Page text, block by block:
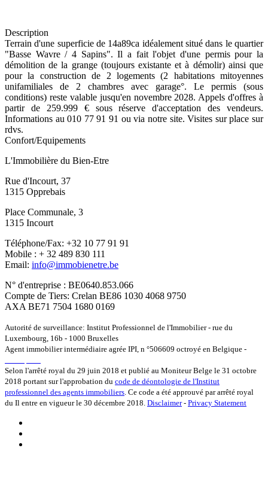
Description
Terrain d'une superficie de 14a89ca idéalement situé dans le quartier
"Basse Wavre / 4 Sapins". Il a fait l'objet d'une permis pour la
démolition de la grange (toujours existante et à démolir) ainsi que
pour la construction de 2 logements (2 habitations mitoyennes
unifamiliales de 2 chambres avec garage°. Le permis (sous
conditions) reste valable jusqu'en novembre 2028. Appels d'offres à
partir de 259.999 € sous réserve d'acceptation des vendeurs.
Informations au 010 77 91 91 ou via notre site. Visites sur place sur
rdvs.
Confort/Equipements
L'Immobilière du Bien-Etre
Rue d'Incourt, 37
1315 Opprebais
Place Communale, 3
1315 Incourt
Téléphone/Fax: +32 10 77 91 91
Mobile : + 32 489 830 111
Email: info@immobienetre.be
N° d'entreprise : BE0640.853.066
Compte de Tiers: Crelan BE86 1030 4068 9750
AXA BE71 7504 1680 0169
Autorité de surveillance: Institut Professionnel de l'Immobilier - rue du
Luxembourg, 16b - 1000 Bruxelles
Agent immobilier intermédiaire agrée IPI, n °506609 octroyé en Belgique -
Selon l'arrêté royal du 29 juin 2018 et publié au Moniteur Belge le 31 octobre
2018 portant sur l'approbation du code de déontologie de l'Institut
professionnel des agents immobiliers. Ce code a été approuvé par arrêté royal
du Il entre en vigueur le 30 décembre 2018. Disclaimer- Privacy Statement